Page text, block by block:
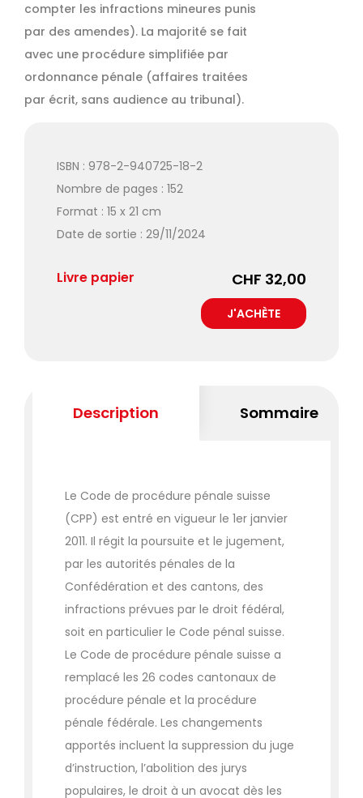
compter les infractions mineures punis
par des amendes). La majorité se fait
avec une procédure simplifiée par
ordonnance pénale (affaires traitées
par écrit, sans audience au tribunal).
ISBN : 978-2-940725-18-2
Nombre de pages : 152
Format : 15 x 21 cm
Date de sortie : 29/11/2024
Livre papier CHF 32,00
Description Sommaire
Le Code de procédure pénale suisse
(CPP) est entré en vigueur le 1er janvier
2011. Il régit la poursuite et le jugement,
par les autorités pénales de la
Confédération et des cantons, des
infractions prévues par le droit fédéral,
soit en particulier le Code pénal suisse.
Le Code de procédure pénale suisse a
remplacé les 26 codes cantonaux de
procédure pénale et la procédure
pénale fédérale. Les changements
apportés incluent la suppression du juge
d’instruction, l’abolition des jurys
populaires, le droit à un avocat dès les